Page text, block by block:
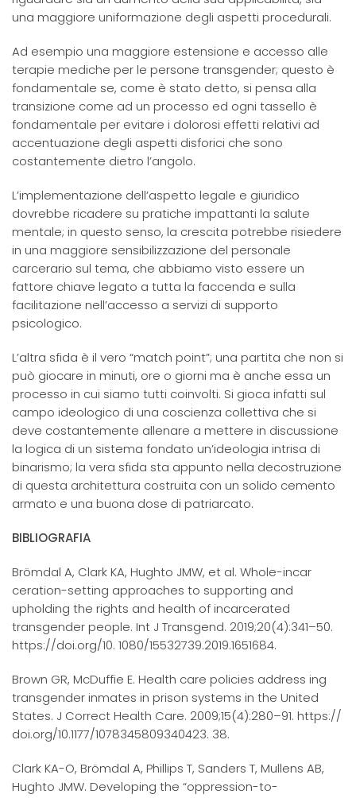
una maggiore uniformazione degli aspetti procedurali.
Ad esempio una maggiore estensione e accesso alle
terapie mediche per le persone transgender; questo è
fondamentale se, come è stato detto, si pensa alla
transizione come ad un processo ed ogni tassello è
fondamentale per evitare i dolorosi effetti relativi ad
accentuazione degli aspetti disforici che sono
costantemente dietro l’angolo.
L’implementazione dell’aspetto legale e giuridico
dovrebbe ricadere su pratiche impattanti la salute
mentale; in questo senso, la crescita potrebbe risiedere
in una maggiore sensibilizzazione del personale
carcerario sul tema, che abbiamo visto essere un
fattore chiave legato a tutta la faccenda e sulla
facilitazione nell’accesso a servizi di supporto
psicologico.
L’altra sfida è il vero “match point”; una partita che non si
può giocare in minuti, ore o giorni ma è anche essa un
processo in cui siamo tutti coinvolti. Si gioca infatti sul
campo ideologico di una coscienza collettiva che si
deve costantemente allenare a mettere in discussione
la logica di un sistema fondato un’ideologia intrisa di
binarismo; la vera sfida sta appunto nella decostruzione
di questa architettura costruita con un solido cemento
armato e una buona dose di patriarcato.
BIBLIOGRAFIA
Brömdal A, Clark KA, Hughto JMW, et al. Whole-incar
ceration-setting approaches to supporting and
upholding the rights and health of incarcerated
transgender people. Int J Transgend. 2019;20(4):341–50.
https://doi.org/10. 1080/15532739.2019.1651684.
Brown GR, McDuffie E. Health care policies address ing
transgender inmates in prison systems in the United
States. J Correct Health Care. 2009;15(4):280–91. https://
doi.org/10.1177/1078345809340423. 38.
Clark KA-O, Brömdal A, Phillips T, Sanders T, Mullens AB,
Hughto JMW. Developing the “oppression-to-